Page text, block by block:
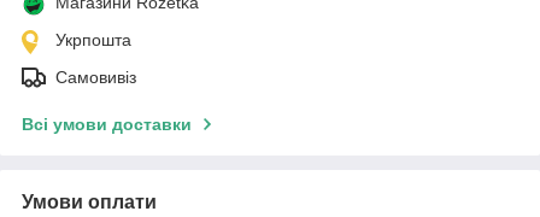
Укрпошта
Самовивіз
Всі умови доставки
Умови оплати